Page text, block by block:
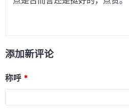
添加新评论
称呼